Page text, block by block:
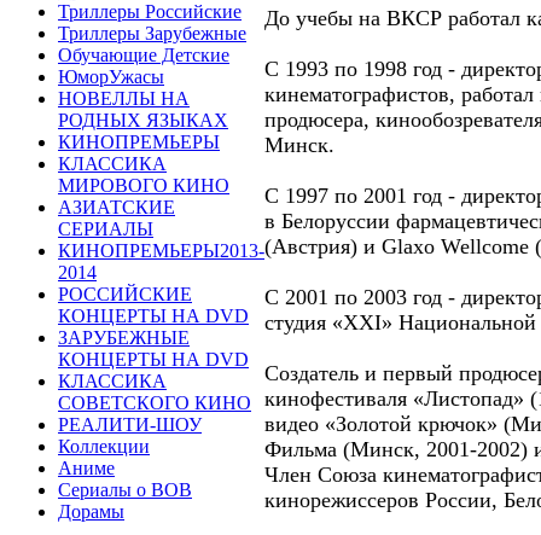
Триллеры Российские
Триллеры Зарубежные
Обучающие Детские
ЮморУжасы
НОВЕЛЛЫ НА
РОДНЫХ ЯЗЫКАХ
КИНОПРЕМЬЕРЫ
КЛАССИКА
МИРОВОГО КИНО
АЗИАТСКИЕ
СЕРИАЛЫ
КИНОПРЕМЬЕРЫ2013-
2014
РОССИЙСКИЕ
КОНЦЕРТЫ НА DVD
ЗАРУБЕЖНЫЕ
КОНЦЕРТЫ НА DVD
КЛАССИКА
СОВЕТСКОГО КИНО
РЕАЛИТИ-ШОУ
Коллекции
Аниме
Сериалы о ВОВ
Дорамы
До учебы на ВКСР работал
С 1993 по 1998 год -
кинематографистов,
продюсера,
Минск.
С 1997 по 2001 год -
в Белоруссии
(Австрия) и Glaxo Wellcome
С 2001 по 2003 год -
студия «XXI»
Создатель и первый
кинофестиваля «Листопад»
видео «Золотой крючок»
Фильма (Минск, 2001-2002)
Член Союза
кинорежиссеров России,